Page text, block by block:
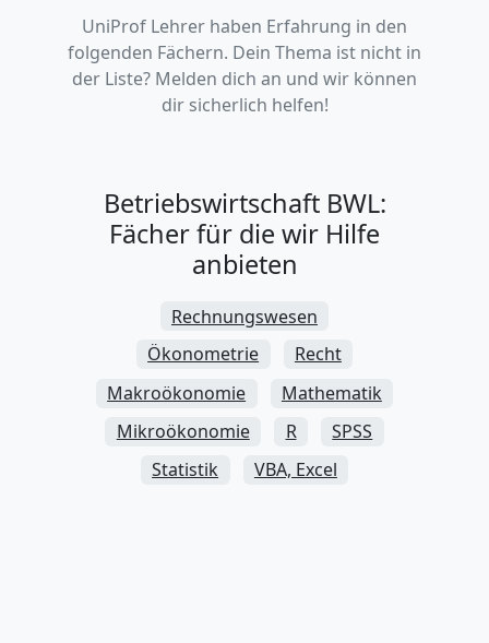
UniProf Lehrer haben Erfahrung in den
folgenden Fächern. Dein Thema ist nicht in
der Liste? Melden dich an und wir können
dir sicherlich helfen!
Betriebswirtschaft BWL:
Fächer für die wir Hilfe
anbieten
Rechnungswesen
Ökonometrie
Recht
Makroökonomie
Mathematik
Mikroökonomie
R
SPSS
Statistik
VBA, Excel